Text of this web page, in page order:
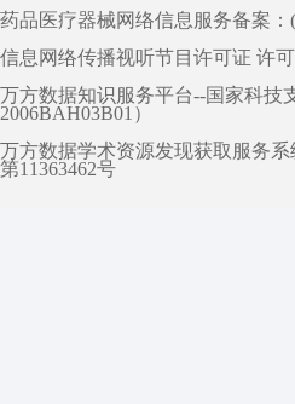
药品医疗器械网络信息服务备案：
信息网络传播视听节目许可证 许
万方数据知识服务平台--国家科技
2006BAH03B01）
万方数据学术资源发现获取服务
第11363462号